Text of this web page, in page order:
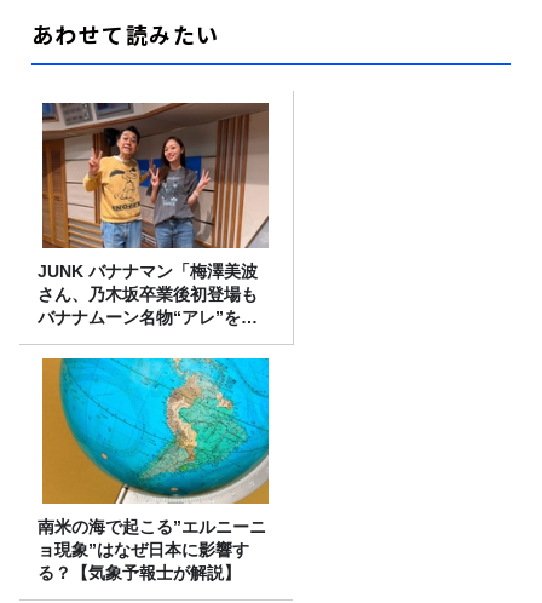
あわせて読みたい
JUNK バナナマン「梅澤美波
さん、乃木坂卒業後初登場も
バナナムーン名物“アレ”を喰
らう」
南米の海で起こる”エルニーニ
ョ現象”はなぜ日本に影響す
る？【気象予報士が解説】